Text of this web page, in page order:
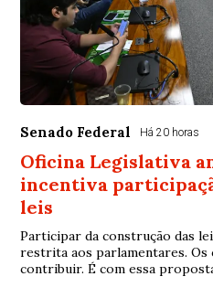
Senado Federal Há 20 horas
Oficina Legislativa
incentiva
leis
Participar da construção das
restrita aos parlamentares. Os
contribuir. É com essa